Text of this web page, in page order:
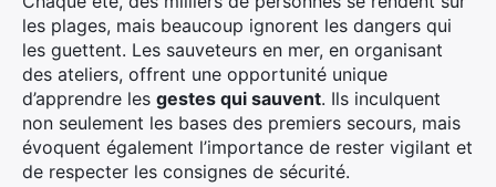
les plages, mais beaucoup ignorent les dangers qui
les guettent. Les sauveteurs en mer, en organisant
des ateliers, offrent une opportunité unique
d’apprendre les gestes qui sauvent. Ils inculquent
non seulement les bases des premiers secours, mais
évoquent également l’importance de rester vigilant et
de respecter les consignes de sécurité.